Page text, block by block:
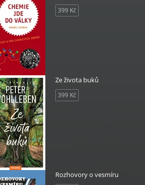
399 Kč
Ze života buků
399 Kč
Rozhovory o vesmíru